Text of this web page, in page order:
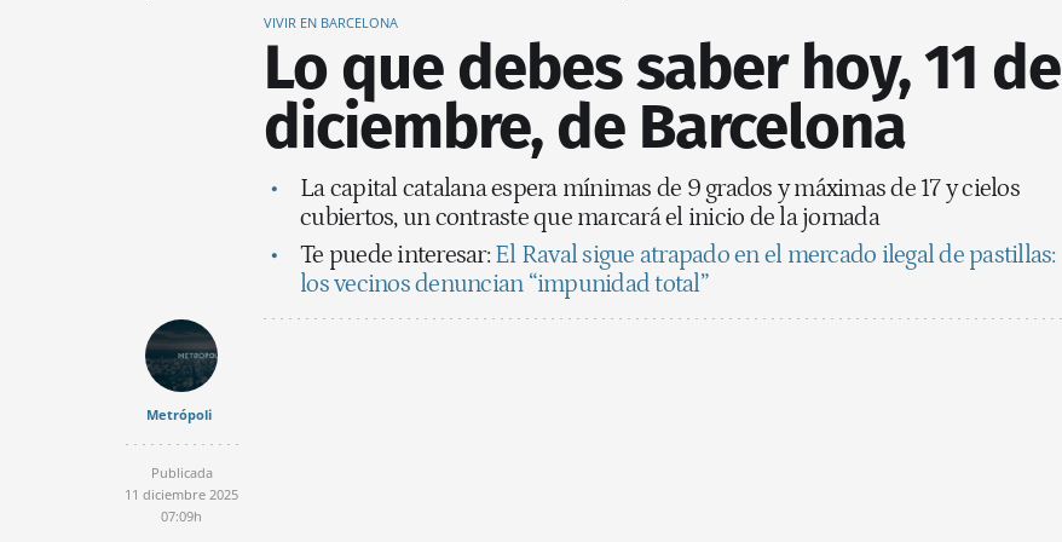
VIVIR EN BARCELONA
Lo que debes saber hoy, 11 de
diciembre, de Barcelona
La capital catalana espera mínimas de 9 grados y máximas de 17 y cielos
cubiertos, un contraste que marcará el inicio de la jornada
Te puede interesar: El Raval sigue atrapado en el mercado ilegal de pastillas:
los vecinos denuncian “impunidad total”
Metrópoli
Publicada
11 diciembre 2025
07:09h